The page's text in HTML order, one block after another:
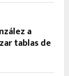
a
tablas de